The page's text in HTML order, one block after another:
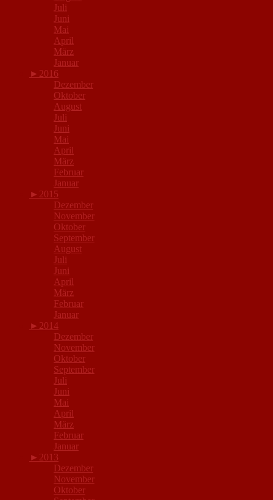
Juli
Juni
Mai
April
März
Januar
► 2016
Dezember
Oktober
August
Juli
Juni
Mai
April
März
Februar
Januar
► 2015
Dezember
November
Oktober
September
August
Juli
Juni
April
März
Februar
Januar
► 2014
Dezember
November
Oktober
September
Juli
Juni
Mai
April
März
Februar
Januar
► 2013
Dezember
November
Oktober